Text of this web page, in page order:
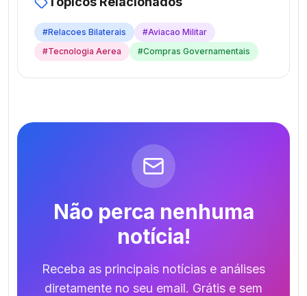
#Relacoes Bilaterais #Aviacao Militar
#Tecnologia Aerea #Compras Governamentais
Não perca nenhuma
notícia!
Receba as principais notícias e análises
diretamente no seu email. Grátis e sem